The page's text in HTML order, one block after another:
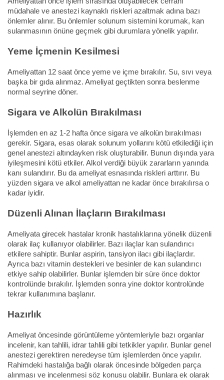
müdahale ve anestezi kaynaklı riskleri azaltmak adına bazı
önlemler alınır. Bu önlemler solunum sistemini korumak, kan
sulanmasının önüne geçmek gibi durumlara yönelik yapılır.
Yeme İçmenin Kesilmesi
Ameliyattan 12 saat önce yeme ve içme bırakılır. Su, sıvı veya
başka bir gıda alınmaz. Ameliyat geçtikten sonra beslenme
normal seyrine döner.
Sigara ve Alkolün Bırakılması
İşlemden en az 1-2 hafta önce sigara ve alkolün bırakılması
gerekir. Sigara, esas olarak solunum yollarını kötü etkilediği için
genel anestezi altındayken risk oluşturabilir. Bunun dışında yara
iyileşmesini kötü etkiler. Alkol verdiği büyük zararların yanında
kanı sulandırır. Bu da ameliyat esnasında riskleri arttırır. Bu
yüzden sigara ve alkol ameliyattan ne kadar önce bırakılırsa o
kadar iyidir.
Düzenli Alınan İlaçların Bırakılması
Ameliyata girecek hastalar kronik hastalıklarına yönelik düzenli
olarak ilaç kullanıyor olabilirler. Bazı ilaçlar kan sulandırıcı
etkilere sahiptir. Bunlar aspirin, tansiyon ilacı gibi ilaçlardır.
Ayrıca bazı vitamin destekleri ve besinler de kan sulandırıcı
etkiye sahip olabilirler. Bunlar işlemden bir süre önce doktor
kontrolünde bırakılır. İşlemden sonra yine doktor kontrolünde
tekrar kullanımına başlanır.
Hazırlık
Ameliyat öncesinde görüntüleme yöntemleriyle bazı organlar
incelenir, kan tahlili, idrar tahlili gibi tetkikler yapılır. Bunlar genel
anestezi gerektiren neredeyse tüm işlemlerden önce yapılır.
Rahimdeki hastalığa bağlı olarak öncesinde bölgeden parça
alınması ve incelenmesi söz konusu olabilir. Bunlara ek olarak